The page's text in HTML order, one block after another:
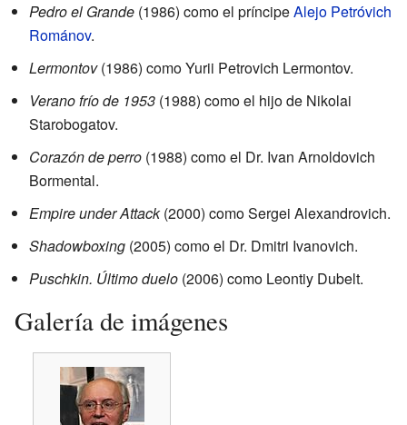
Pedro el Grande (1986) como el príncipeAlejo Petróvich
Románov.
Lermontov(1986) como Yurii Petrovich Lermontov.
Verano frío de 1953 (1988) como el hijo de Nikolai
Starobogatov.
Corazón de perro (1988) como el Dr. Ivan Arnoldovich
Bormental.
Empire under Attack(2000) como Sergei Alexandrovich.
Shadowboxing (2005) como el Dr. Dmitri Ivanovich.
Puschkin. Último duelo (2006) como Leontiy Dubelt.
Galería de imágenes